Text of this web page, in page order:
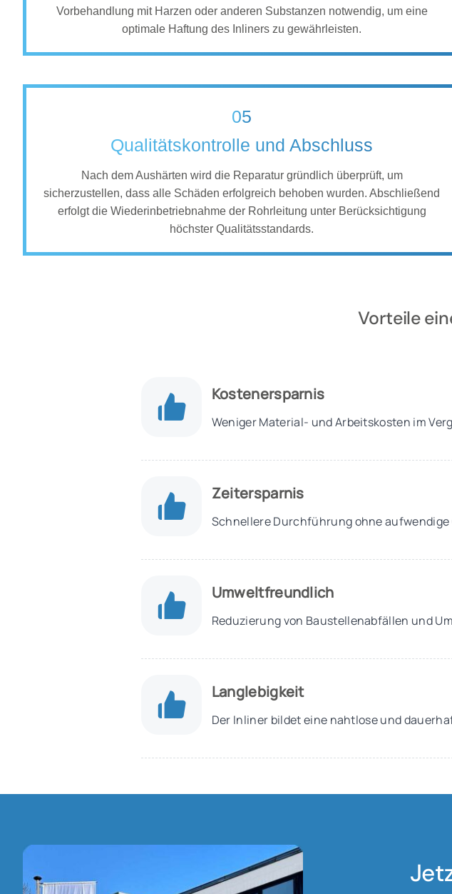
Vorbehandlung mit Harzen oder anderen Substanzen notwendig, um eine
optimale Haftung des Inliners zu gewährleisten.
05
Qualitätskontrolle und Abschluss
Nach dem Aushärten wird die Reparatur gründlich überprüft, um
sicherzustellen, dass alle Schäden erfolgreich behoben wurden. Abschließend
erfolgt die Wiederinbetriebnahme der Rohrleitung unter Berücksichtigung
höchster Qualitätsstandards.
Vorteile
Kostenersparnis
Weniger Material- und Arbeitskosten im
Zeitersparnis
Schnellere Durchführung ohne
Umweltfreundlich
Reduzierung von Baustellenabfällen und
Langlebigkeit
Der Inliner bildet eine nahtlose und